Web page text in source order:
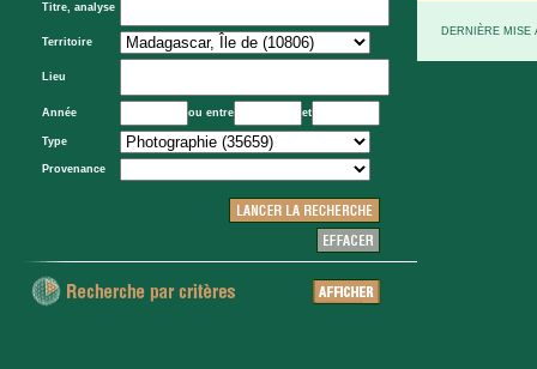
Titre, analyse
Territoire
Lieu
Année ou entre et
Type
Provenance
DERNIÈRE MISE